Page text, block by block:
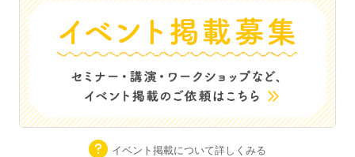
イベント掲載について詳しくみる